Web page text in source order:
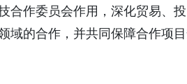
合作委员会作用，深化贸易、
的合作，并共同保障合作项目